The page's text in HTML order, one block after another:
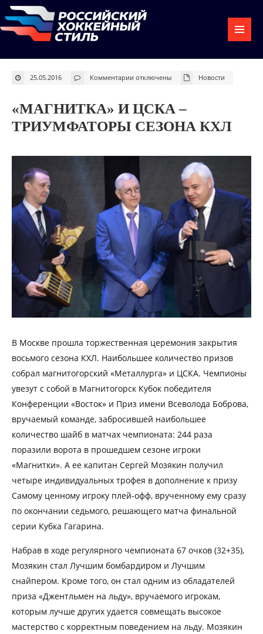
25.05.2016 Комментарии к
ЦСКА
триумфаторы
сезона
КХЛ
отключены Новости
«МАГНИТКА» И ЦСКА –
ТРИУМФАТОРЫ СЕЗОНА КХЛ
В Москве прошла торжественная церемония закрытия
восьмого сезона КХЛ. Наибольшее количество призов
собрал магнитогорский «Металлурга» и ЦСКА. Чемпионы
увезут с собой в Магнитогорск Кубок победителя
Конференции «Восток» и Приз имени Всеволода Боброва,
вручаемый команде, забросившей наибольшее
количество шайб в матчах чемпионата: 244 раза
поразили ворота в прошедшем сезоне игроки
«Магнитки». А ее капитан Сергей Мозякин получил
четыре индивидуальных трофея в дополнение к призу
Самому ценному игроку плей-офф, врученному ему сразу
по окончании седьмого, решающего матча финальной
серии Кубка Гагарина.
Набрав в ходе регулярного чемпионата 67 очков (32+35),
Мозякин стал Лучшим бомбардиром и Лучшим
снайпером. Кроме того, он стал одним из обладателей
приза «Джентльмен на льду», вручаемого игрокам,
которым лучше других удается совмещать высокое
мастерство с корректным поведением на льду. Мозякин